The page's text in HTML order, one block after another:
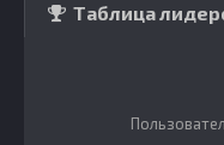
Таблица